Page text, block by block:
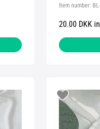
Item number:
20.00 DKK